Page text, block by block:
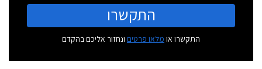
התקשרו
התקשרו או מלאו פרטים ונחזור אליכם בהקדם